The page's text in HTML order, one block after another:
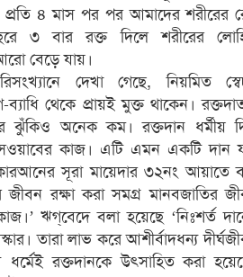
প্রতি ৪ মাস পর পর আমাদের শরীরের
৩ বার রক্ত দিলে শরীরের
বেড়ে যায়।
দেখা গেছে, নিয়মিত
ব্যাধি থেকে প্রায়ই মুক্ত থাকেন।
ঝুঁকিও অনেক কম। রক্তদান ধর্মীয়
কাজ। এটি এমন একটি দান
সূরা মায়েদার ৩২নং আয়াতে
রক্ষা করা সমগ্র মানবজাতির
ঋগ্‌বেদে বলা হয়েছে ‘নিঃশর্ত
তারা লাভ করে আশীর্বাদধন্য
রক্তদানকে উৎসাহিত করা